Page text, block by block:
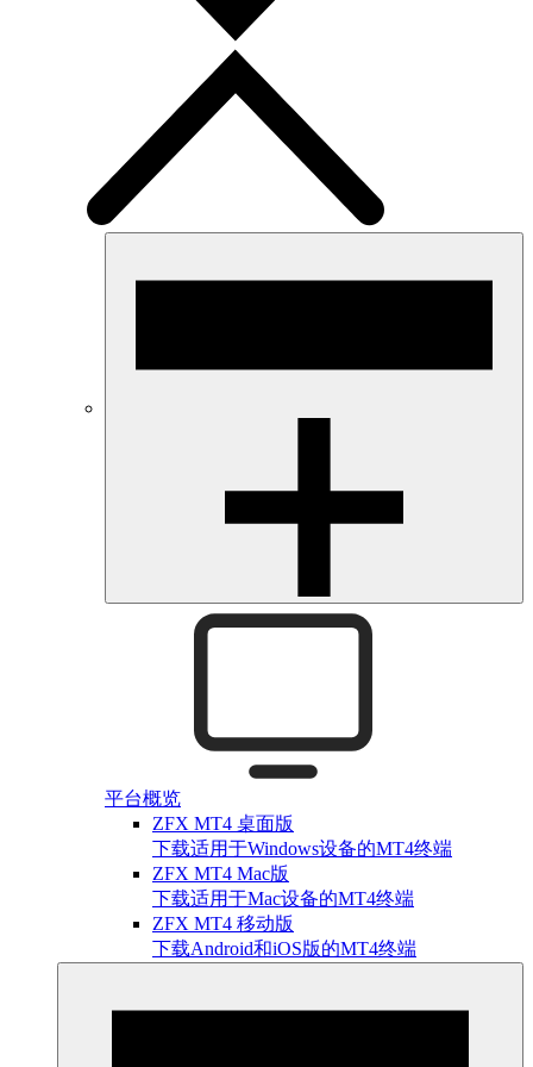
平台概览
ZFX MT4 桌面版
下载适用于Windows设备的MT4终端
ZFX MT4 Mac版
下载适用于Mac设备的MT4终端
ZFX MT4 移动版
下载Android和iOS版的MT4终端